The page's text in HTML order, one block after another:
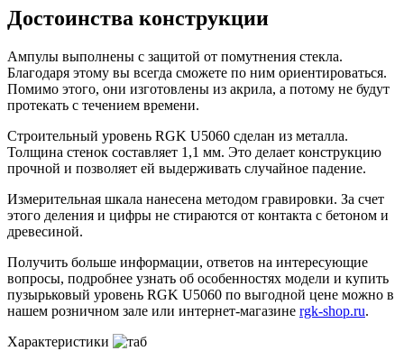
Достоинства конструкции
Ампулы выполнены с защитой от помутнения стекла.
Благодаря этому вы всегда сможете по ним ориентироваться.
Помимо этого, они изготовлены из акрила, а потому не будут
протекать с течением времени.
Строительный уровень RGK U5060 сделан из металла.
Толщина стенок составляет 1,1 мм. Это делает конструкцию
прочной и позволяет ей выдерживать случайное падение.
Измерительная шкала нанесена методом гравировки. За счет
этого деления и цифры не стираются от контакта с бетоном и
древесиной.
Получить больше информации, ответов на интересующие
вопросы, подробнее узнать об особенностях модели и купить
пузырьковый уровень RGK U5060 по выгодной цене можно в
нашем розничном зале или интернет-магазине rgk-shop.ru.
Характеристики